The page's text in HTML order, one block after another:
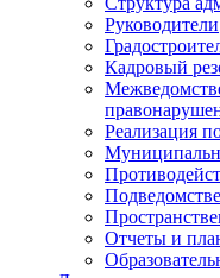
Руководители
Кадровый
Реализация
Отчеты и